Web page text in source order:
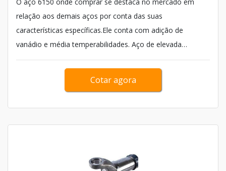
relação aos demais aços por conta das suas
características específicas.Ele conta com adição de
vanádio e média temperabilidades. Aço de elevada
temperabilidade, boa ductilidade e baixa soldabilidade. Na
Cotar agora